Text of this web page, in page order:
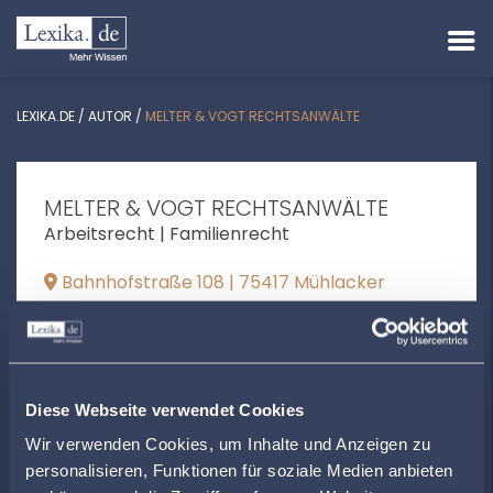
Diese Webseite verwendet Cookies
Wir verwenden Cookies, um Inhalte und Anzeigen zu
personalisieren, Funktionen für soziale Medien anbieten
LEXIKA.DE / AUTOR / MELTER & VOGT RECHTSANWÄLTE
MELTER & VOGT RECHTSANWÄLTE
Arbeitsrecht | Familienrecht
Bahnhofstraße 108 | 75417 Mühlacker
anwaltskanzlei-melter@t-online.de
+49704195500
www.melter-vogt.de
ÖFFNUNGSZEITEN